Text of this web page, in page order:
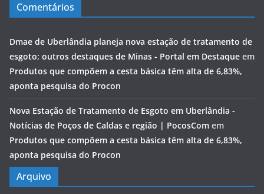
Comentários
Dmae de Uberlândia planeja nova estação de tratamento de
esgoto; outros destaques de Minas - Portal em Destaque em
Produtos que compõem a cesta básica têm alta de 6,83%,
aponta pesquisa do Procon
Nova Estação de Tratamento de Esgoto em Uberlândia -
Notícias de Poços de Caldas e região | PocosCom em
Produtos que compõem a cesta básica têm alta de 6,83%,
aponta pesquisa do Procon
Arquivo